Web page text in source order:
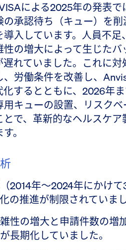
による2025年の発表で
の承認待ち（キュー）を
入しています。人員不
性の増大によって生じた
れていました。これに対
、労働条件を改善し、
化するとともに、2026年
用キューの設置、リスク
で、革新的なヘルスケ
。
2014年〜2024年にかけ
の推進が制限されていまし
性の増大と申請件数の増
長期化していました。